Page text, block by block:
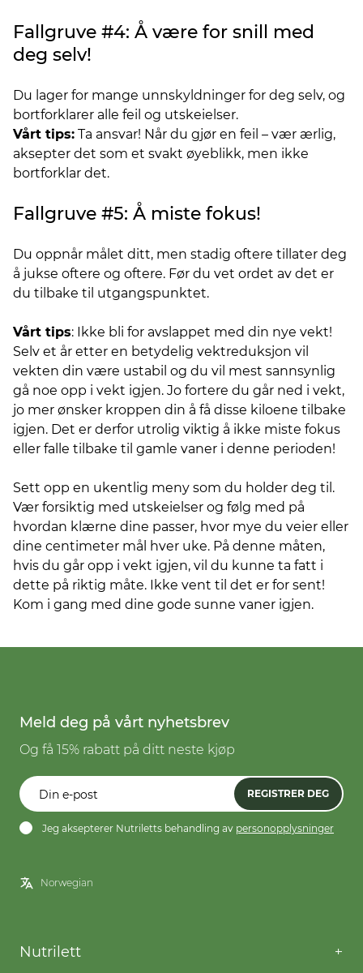
Fallgruve #4: Å være for snill med
deg selv!
Du lager for mange unnskyldninger for deg selv, og
bortforklarer alle feil og utskeielser.
Vårt tips: Ta ansvar! Når du gjør en feil – vær ærlig,
aksepter det som et svakt øyeblikk, men ikke
bortforklar det.
Fallgruve #5: Å miste fokus!
Du oppnår målet ditt, men stadig oftere tillater deg
å jukse oftere og oftere. Før du vet ordet av det er
du tilbake til utgangspunktet.
Vårt tips: Ikke bli for avslappet med din nye vekt!
Selv et år etter en betydelig vektreduksjon vil
vekten din være ustabil og du vil mest sannsynlig
gå noe opp i vekt igjen. Jo fortere du går ned i vekt,
jo mer ønsker kroppen din å få disse kiloene tilbake
igjen. Det er derfor utrolig viktig å ikke miste fokus
eller falle tilbake til gamle vaner i denne perioden!
Sett opp en ukentlig meny som du holder deg til.
Vær forsiktig med utskeielser og følg med på
hvordan klærne dine passer, hvor mye du veier eller
dine centimeter mål hver uke. På denne måten,
hvis du går opp i vekt igjen, vil du kunne ta fatt i
dette på riktig måte. Ikke vent til det er for sent!
Kom i gang med dine gode sunne vaner igjen.
Meld deg på vårt nyhetsbrev
Og få 15% rabatt på ditt neste kjøp
REGISTRER DEG
Jeg aksepterer Nutriletts behandling av personopplysninger
Nutrilett